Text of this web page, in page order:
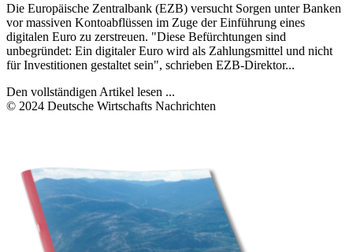
Die Europäische Zentralbank (EZB) versucht Sorgen unter Banken
vor massiven Kontoabflüssen im Zuge der Einführung eines
digitalen Euro zu zerstreuen. "Diese Befürchtungen sind
unbegründet: Ein digitaler Euro wird als Zahlungsmittel und nicht
für Investitionen gestaltet sein", schrieben EZB-Direktor...
Den vollständigen Artikel lesen ...
© 2024 Deutsche Wirtschafts Nachrichten